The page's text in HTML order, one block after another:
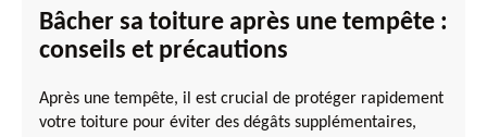
Bâcher sa toiture après une tempête :
conseils et précautions
Après une tempête, il est crucial de protéger rapidement
votre toiture pour éviter des dégâts supplémentaires,